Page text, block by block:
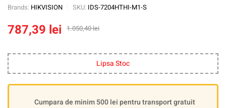
Brands: HIKVISION SKU: IDS-7204HTHI-M1-S
1.050,40lei
787,39 lei
Lipsa Stoc
Cumpara de minim 500 lei pentru transport gratuit